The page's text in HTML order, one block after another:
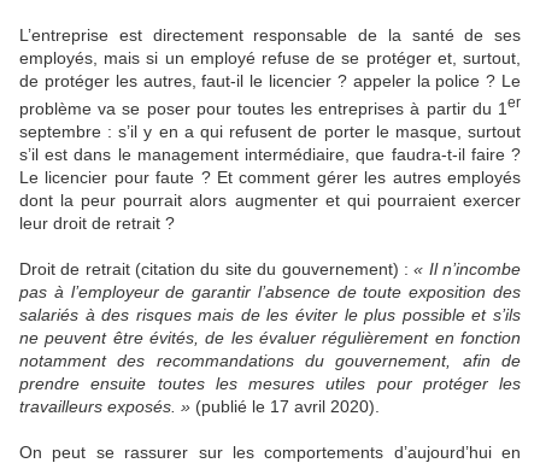
L’entreprise est directement responsable de la santé de ses
employés, mais si un employé refuse de se protéger et, surtout,
de protéger les autres, faut-il le licencier ? appeler la police ? Le
problème va se poser pour toutes les entreprises à partir du 1 er
septembre : s’il y en a qui refusent de porter le masque, surtout
s’il est dans le management intermédiaire, que faudra-t-il faire ?
Le licencier pour faute ? Et comment gérer les autres employés
dont la peur pourrait alors augmenter et qui pourraient exercer
leur droit de retrait ?
Droit de retrait (citation du site du gouvernement) :« Il n’incombe
pas à l’employeur de garantir l’absence de toute exposition des
salariés à des risques mais de les éviter le plus possible et s’ils
ne peuvent être évités, de les évaluer régulièrement en fonction
notamment des recommandations du gouvernement, afin de
prendre ensuite toutes les mesures utiles pour protéger les
travailleurs exposés. » (publié le 17 avril 2020).
On peut se rassurer sur les comportements d’aujourd’hui en